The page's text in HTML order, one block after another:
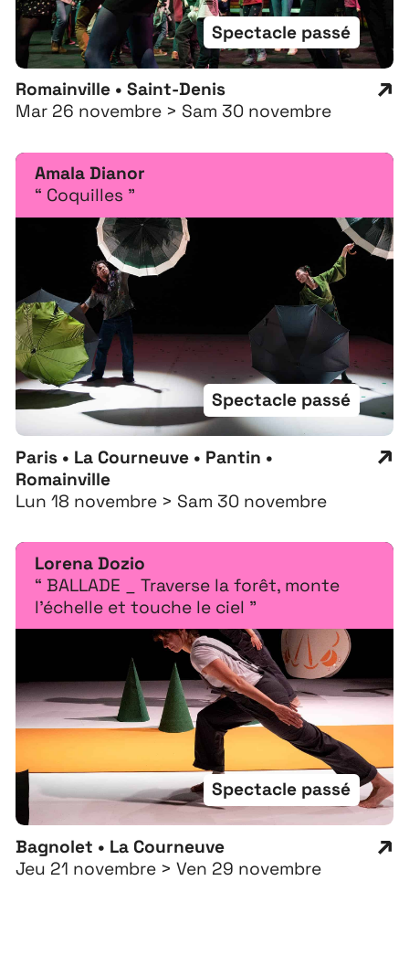
Romainville • Saint-Denis
Mar 26 novembre > Sam 30 novembre
Spectacle passé
Paris • La Courneuve • Pantin •
Romainville
Lun 18 novembre > Sam 30 novembre
Spectacle passé
Amala Dianor
“ Coquilles ”
Bagnolet • La Courneuve
Jeu 21 novembre > Ven 29 novembre
Spectacle passé
Lorena Dozio
“ BALLADE _ Traverse la forêt, monte
l'échelle et touche le ciel ”